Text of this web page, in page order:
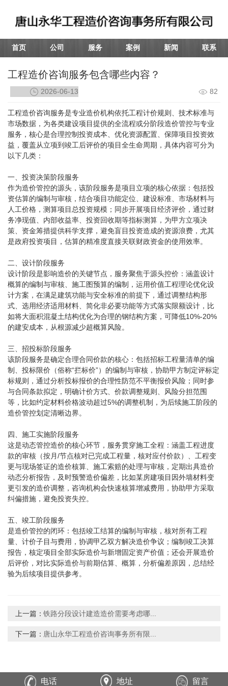
首页 公司 服务 案例 新闻 联系
工程造价咨询服务包含哪些内容？
82
2026-06-13
工程造价咨询服务是专业造价机构依托工程计价规则、技术标准与
市场数据，为各类建设项目提供的全流程或分阶段造价管控与专业
服务，核心是合理控制投资成本、优化资源配置、保障项目投资效
益，覆盖从立项到竣工后评价的项目全生命周期，具体内容可分为
以下几类：
一、投资决策阶段服务
作为造价管控的源头，该阶段服务是项目立项的核心依据：包括投
资估算的编制与审核，结合项目功能定位、建设标准、市场材料与
人工价格，测算项目总投资规模；同步开展项目经济评价，通过财
务净现值、内部收益率、投资回收期等指标测算，为甲方立项决
策、资金筹措提供科学支撑，避免盲目投资造成的资源浪费，尤其
是政府投资项目，估算的精准度直接关联财政资金的使用效率。
二、设计阶段服务
设计阶段是影响造价的关键节点，服务聚焦于源头控价：涵盖设计
概算的编制与审核、施工图预算的编制，运用价值工程理论优化设
计方案，在满足建筑功能与安全标准的前提下，通过调整结构形
式、选用经济适用材料、简化非必要功能等方式落实限额设计，比
如将大面积混凝土结构优化为合理的钢结构方案，可降低10%-20%
的建安成本，从根源减少超概算风险。
三、招投标阶段服务
该阶段服务是确定合理合同价款的核心：包括招标工程量清单的编
制、投标限价（俗称“拦标价”）的编制与审核，协助甲方制定评标定
标规则，通过分析投标报价的合理性防范不平衡报价风险；同时参
与合同条款拟定，明确计价方式、价款调整规则、风险分担范围
等，比如约定材料价格波动超过5%的调整机制，为后续施工阶段的
造价管控划定清晰边界。
四、施工实施阶段服务
这是动态管控造价的核心环节，服务贯穿施工全程：涵盖工程进度
款的审核（按月/节点核对已完成工程量，核对应付价款）、工程变
更与现场签证的造价核算、施工索赔的处理与审核，定期出具造价
动态分析报告，及时预警造价偏差，比如某房建项目因外墙材料变
更引发的造价调整，咨询机构会快速核算增减费用，协助甲方采取
纠偏措施，避免投资失控。
五、竣工阶段服务
是造价管控的闭环：包括竣工结算的编制与审核，核对所有工程
量、计价子目与费用，协调甲乙双方解决造价争议；编制竣工决算
报告，核定项目全部实际造价与新增固定资产价值；还会开展造价
后评价，对比实际造价与前期估算、概算，分析偏差原因，总结经
验为后续项目提供参考。
上一篇：铁路分段设计建造造价需要考虑哪...
下一篇： 唐山永华工程造价咨询事务所有限...
电话 地址 留言